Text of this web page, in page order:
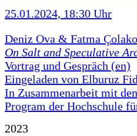
25.01.2024, 18:30 Uhr
Deniz Ova & Fatma
On Salt and Speculative
Vortrag und Gespräch (en)
Eingeladen von Elburuz
In Zusammenarbeit mit
Program der Hochschule
2023